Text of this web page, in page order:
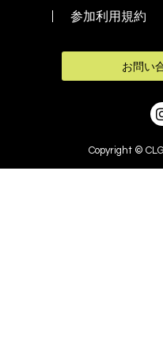
参加利用規約
お問い
Copyright ©